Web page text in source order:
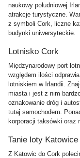
naukowy południowej
atrakcje turystyczne.
z symboli Cork, liczne
budynki uniwersyteckie.
Lotnisko Cork
Międzynarodowy port
względem ilości
lotniskiem w Irlandii.
miasta i jest z nim
oznakowanie dróg i
tutaj samochodem.
korporacji taksówki oraz
Tanie loty
Z Katowic do Cork